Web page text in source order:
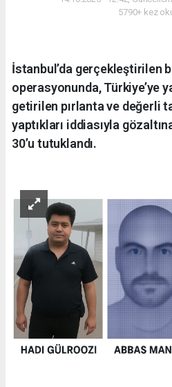
5790+ kez
İstanbul’da gerçekleştirilen
operasyonunda, Türkiye’ye
getirilen pırlanta ve değerli
yaptıkları iddiasıyla
30’u tutuklandı.